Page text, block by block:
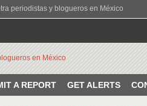
periodistas y blogueros en México
A REPORT GET ALERTS